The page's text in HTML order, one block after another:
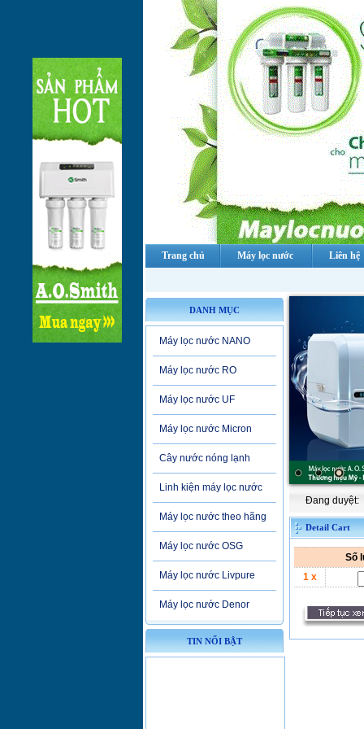
Trang chủ Máy lọc nước Liên hệ
DANH MỤC
Máy lọc nước NANO
Máy lọc nước RO
Máy lọc nước UF
Máy lọc nước Micron
Cây nước nóng lạnh
Linh kiện máy lọc nước
Máy lọc nước theo hãng
Máy lọc nước OSG
Máy lọc nước Livpure
Máy lọc nước Denor
TIN NỔI BẬT
Đang duyệt:
Detail Cart
Số
1 x